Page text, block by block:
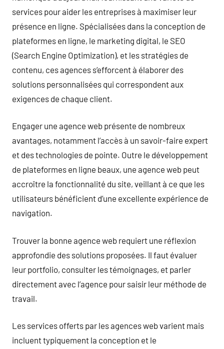
services pour aider les entreprises à maximiser leur
présence en ligne. Spécialisées dans la conception de
plateformes en ligne, le marketing digital, le SEO
(Search Engine Optimization), et les stratégies de
contenu, ces agences s’efforcent à élaborer des
solutions personnalisées qui correspondent aux
exigences de chaque client.
Engager une agence web présente de nombreux
avantages, notamment l’accès à un savoir-faire expert
et des technologies de pointe. Outre le développement
de plateformes en ligne beaux, une agence web peut
accroître la fonctionnalité du site, veillant à ce que les
utilisateurs bénéficient d’une excellente expérience de
navigation.
Trouver la bonne agence web requiert une réflexion
approfondie des solutions proposées. Il faut évaluer
leur portfolio, consulter les témoignages, et parler
directement avec l’agence pour saisir leur méthode de
travail.
Les services offerts par les agences web varient mais
incluent typiquement la conception et le